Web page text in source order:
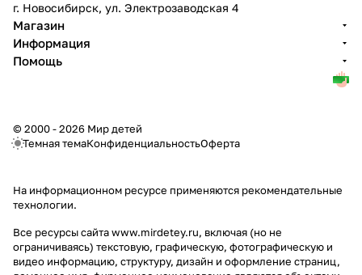
г. Новосибирск, ул. Электрозаводская 4
Магазин
Информация
Помощь
© 2000 - 2026 Мир детей
Темная темаКонфиденциальностьОферта
На информационном ресурсе применяются рекомендательные
технологии.
Все ресурсы сайта www.mirdetey.ru, включая (но не
ограничиваясь) текстовую, графическую, фотографическую и
видео информацию, структуру, дизайн и оформление страниц,